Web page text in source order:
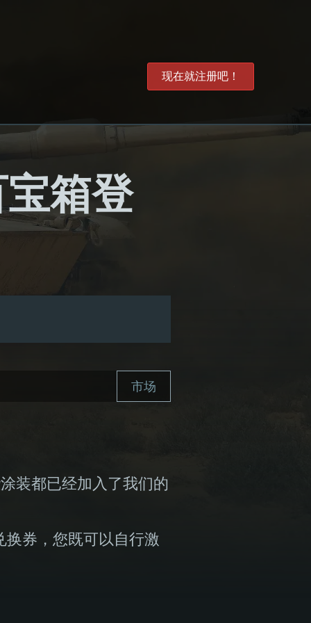
现在就注册吧！
箱登
市场
装都已经加入了我们的
换券，您既可以自行激